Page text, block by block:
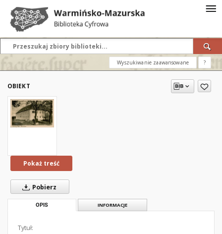
Wyszukiwanie zaawansowane ?
OBIEKT
Pokaż treść
Pobierz
OPIS INFORMACJE
Tytuł: